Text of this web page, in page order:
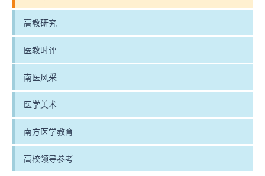
高教研究
医教时评
南医风采
医学美术
南方医学教育
高校领导参考